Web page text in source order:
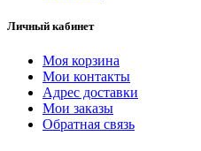
Личный кабинет
Моя корзина
Мои контакты
Адрес доставки
Мои заказы
Обратная связь